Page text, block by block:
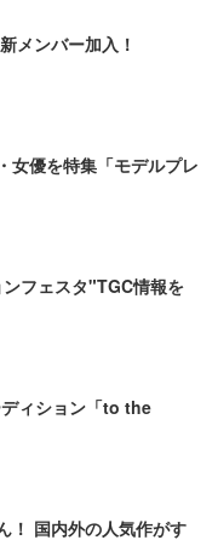
メンバー加入！
女優を特集「モデルプレ
フェスタ"TGC情報を
ィション「to the
！ 国内外の人気作がす